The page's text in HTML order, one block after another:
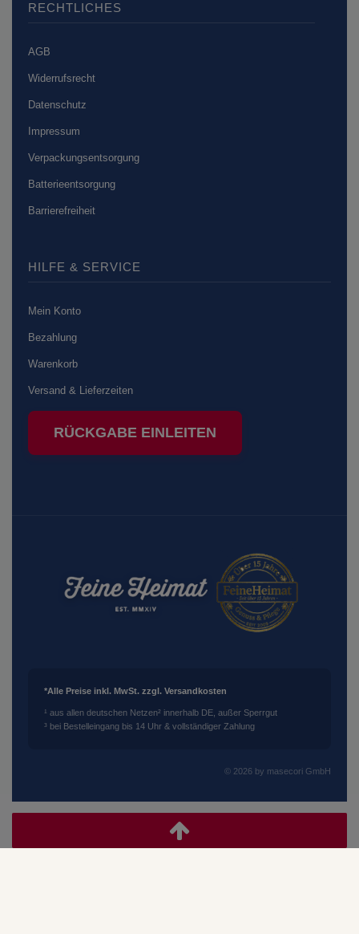
RECHTLICHES
AGB
Widerrufsrecht
Datenschutz
Impressum
Verpackungsentsorgung
Batterieentsorgung
Barrierefreiheit
HILFE & SERVICE
Mein Konto
Bezahlung
Warenkorb
Versand & Lieferzeiten
RÜCKGABE EINLEITEN
*Alle Preise inkl. MwSt. zzgl. Versandkosten
¹ aus allen deutschen Netzen² innerhalb DE, außer Sperrgut
³ bei Bestelleingang bis 14 Uhr & vollständiger Zahlung
© 2026 by masecori GmbH